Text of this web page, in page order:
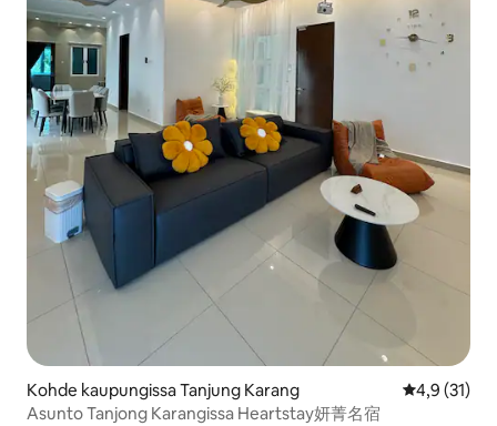
Kohde kaupungissa Tanjung Karang
4,9 (31)
Asunto Tanjong Karangissa Heartstay妍菁名宿